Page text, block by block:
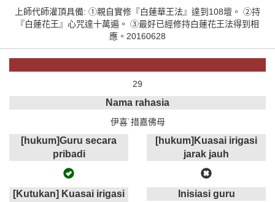
上師代師灌頂具備: ①親自實修『白蓮華王法』達到108壇。 ②持
『白蓮花王』心咒達十萬遍。 ③最好已經修持白蓮花王法得到相
應。20160628
29
Nama rahasia
伊喜˙措嘉佛母
[hukum]Guru secara
pribadi
[hukum]Kuasai irigasi
jarak jauh
[Kutukan] Kuasai irigasi
Inisiasi guru